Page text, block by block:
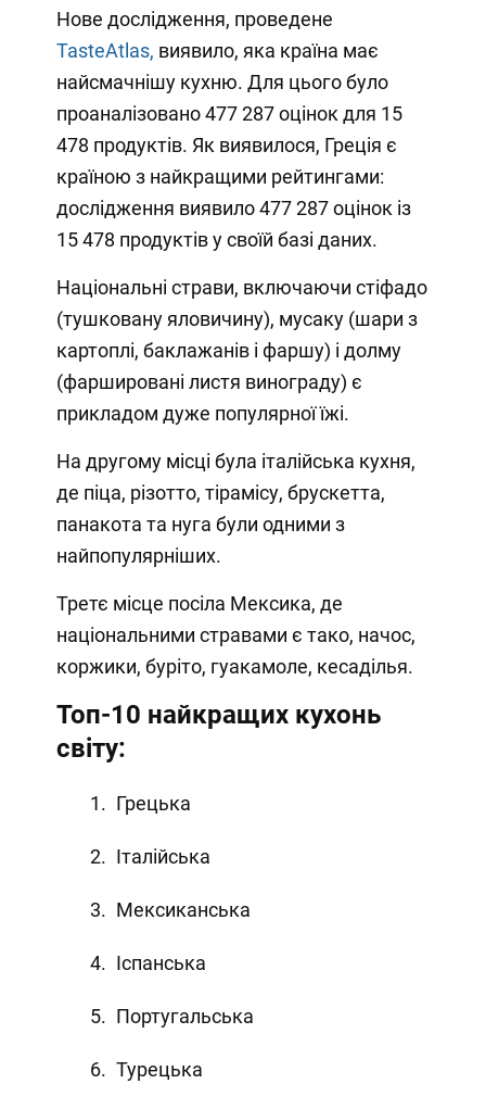
Нове дослідження, проведене
TasteAtlas, виявило, яка країна має
найсмачнішу кухню. Для цього було
проаналізовано 477 287 оцінок для 15
478 продуктів. Як виявилося, Греція є
країною з найкращими рейтингами:
дослідження виявило 477 287 оцінок із
15 478 продуктів у своїй базі даних.
Національні страви, включаючи стіфадо
(тушковану яловичину), мусаку (шари з
картоплі, баклажанів і фаршу) і долму
(фаршировані листя винограду) є
прикладом дуже популярної їжі.
На другому місці була італійська кухня,
де піца, різотто, тірамісу, брускетта,
панакота та нуга були одними з
найпопулярніших.
Третє місце посіла Мексика, де
національними стравами є тако, начос,
коржики, буріто, гуакамоле, кесаділья.
Топ-10 найкращих кухонь
світу:
Грецька
Італійська
Мексиканська
Іспанська
Португальська
Турецька